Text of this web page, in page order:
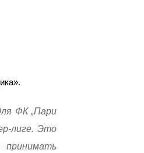
ФК „Пари
лиге. Это
принимать